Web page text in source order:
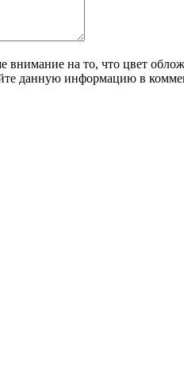
на то, что цвет
данную информацию в